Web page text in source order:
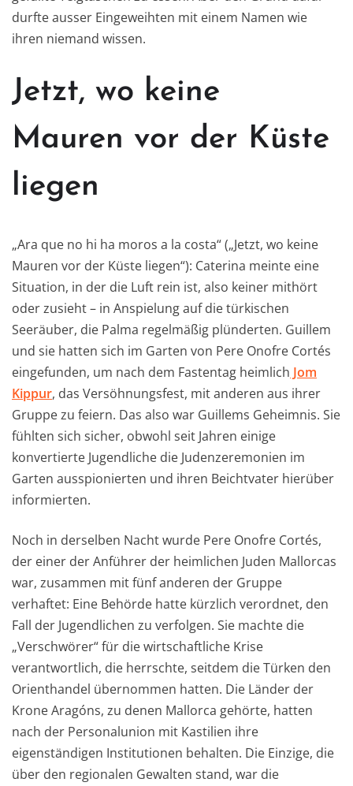
durfte ausser Eingeweihten mit einem Namen wie
ihren niemand wissen.
Jetzt, wo keine
Mauren vor der Küste
liegen
„Ara que no hi ha moros a la costa“ („Jetzt, wo keine
Mauren vor der Küste liegen“): Caterina meinte eine
Situation, in der die Luft rein ist, also keiner mithört
oder zusieht – in Anspielung auf die türkischen
Seeräuber, die Palma regelmäßig plünderten. Guillem
und sie hatten sich im Garten von Pere Onofre Cortés
eingefunden, um nach dem Fastentag heimlich Jom
Kippur, das Versöhnungsfest, mit anderen aus ihrer
Gruppe zu feiern. Das also war Guillems Geheimnis. Sie
fühlten sich sicher, obwohl seit Jahren einige
konvertierte Jugendliche die Judenzeremonien im
Garten ausspionierten und ihren Beichtvater hierüber
informierten.
Noch in derselben Nacht wurde Pere Onofre Cortés,
der einer der Anführer der heimlichen Juden Mallorcas
war, zusammen mit fünf anderen der Gruppe
verhaftet: Eine Behörde hatte kürzlich verordnet, den
Fall der Jugendlichen zu verfolgen. Sie machte die
„Verschwörer“ für die wirtschaftliche Krise
verantwortlich, die herrschte, seitdem die Türken den
Orienthandel übernommen hatten. Die Länder der
Krone Aragóns, zu denen Mallorca gehörte, hatten
nach der Personalunion mit Kastilien ihre
eigenständigen Institutionen behalten. Die Einzige, die
über den regionalen Gewalten stand, war die